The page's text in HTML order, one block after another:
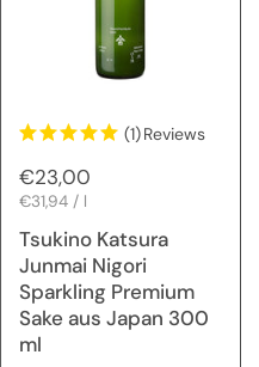
(1)Reviews
Regulärer Preis
€23,00
Stückpreis
€31,94 / l
Tsukino Katsura
Junmai Nigori
Sparkling Premium
Sake aus Japan 300
ml